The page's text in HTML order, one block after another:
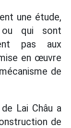
une étude,
ou qui sont
pas aux
en œuvre
de
Lai Châu a
de